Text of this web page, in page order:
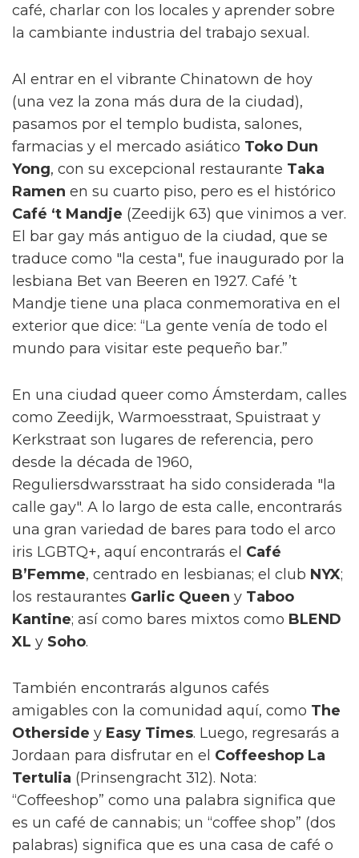
café, charlar con los locales y aprender sobre
la cambiante industria del trabajo sexual.
Al entrar en el vibrante Chinatown de hoy
(una vez la zona más dura de la ciudad),
pasamos por el templo budista, salones,
farmacias y el mercado asiático Toko Dun
Yong, con su excepcional restaurante Taka
Ramen en su cuarto piso, pero es el histórico
Café ‘t Mandje (Zeedijk 63) que vinimos a ver.
El bar gay más antiguo de la ciudad, que se
traduce como "la cesta", fue inaugurado por la
lesbiana Bet van Beeren en 1927. Café ’t
Mandje tiene una placa conmemorativa en el
exterior que dice: “La gente venía de todo el
mundo para visitar este pequeño bar.”
En una ciudad queer como Ámsterdam, calles
como Zeedijk, Warmoesstraat, Spuistraat y
Kerkstraat son lugares de referencia, pero
desde la década de 1960,
Reguliersdwarsstraat ha sido considerada "la
calle gay". A lo largo de esta calle, encontrarás
una gran variedad de bares para todo el arco
iris LGBTQ+, aquí encontrarás el Café
B’Femme, centrado en lesbianas; el club NYX;
los restaurantes Garlic Queen y Taboo
Kantine; así como bares mixtos como BLEND
XL y Soho.
También encontrarás algunos cafés
amigables con la comunidad aquí, como The
Otherside y Easy Times. Luego, regresarás a
Jordaan para disfrutar en el Coffeeshop La
Tertulia (Prinsengracht 312). Nota:
“Coffeeshop” como una palabra significa que
es un café de cannabis; un “coffee shop” (dos
palabras) significa que es una casa de café o